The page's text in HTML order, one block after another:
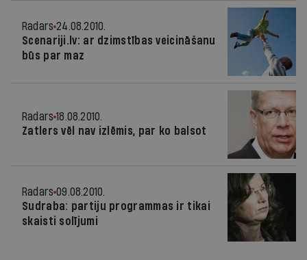
Radars 24.08.2010.
Scenariji.lv: ar dzimstības veicināšanu
būs par maz
Radars 18.08.2010.
Zatlers vēl nav izlēmis, par ko balsot
Radars 09.08.2010.
Sudraba: partiju programmas ir tikai
skaisti solījumi